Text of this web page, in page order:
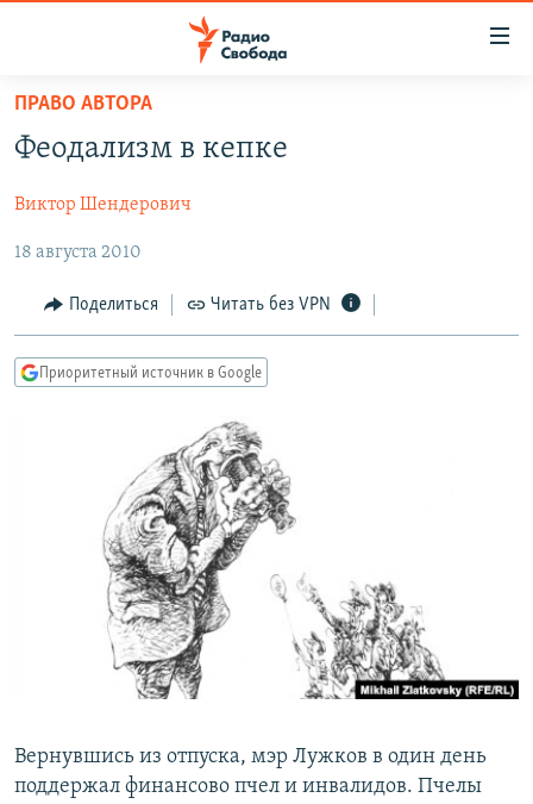
упрощенного
доступа
содержанию
Вернутся
главной
навигации
ПОДКАСТЫ
АВТОРСКИЕ ПРОЕКТЫ
ЦИТАТЫ СВОБОДЫ
МНЕНИЯ
КУЛЬТУРА
IDEL.РЕАЛИИ
СЕВЕР.РЕАЛИИ
СИБИРЬ.РЕАЛИИ
РАСПИСАНИЕ ВЕЩАНИЯ
ПОДПИШИТЕСЬ НА РАССЫЛКУ
СОЦИАЛЬНЫЕ СЕТИ
ПРАВО АВТОРА
Феодализм в кепке
Виктор Шендерович
18 августа 2010
Поделиться Читать без VPN
Приоритетный источник в Google
Вернувшись из отпуска, мэр Лужков в один день
поддержал финансово пчел и инвалидов. Пчелы